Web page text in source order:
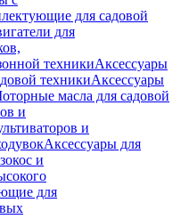
для садовой
для
техникиАксессуары
техникиАксессуары
масла для садовой
и
и
Аксессуары для
и
для